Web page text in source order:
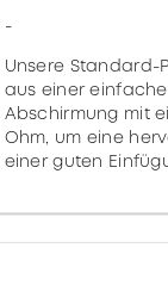
-
Unsere Standard-
aus einer
Abschirmung mit
Ohm, um eine
einer guten